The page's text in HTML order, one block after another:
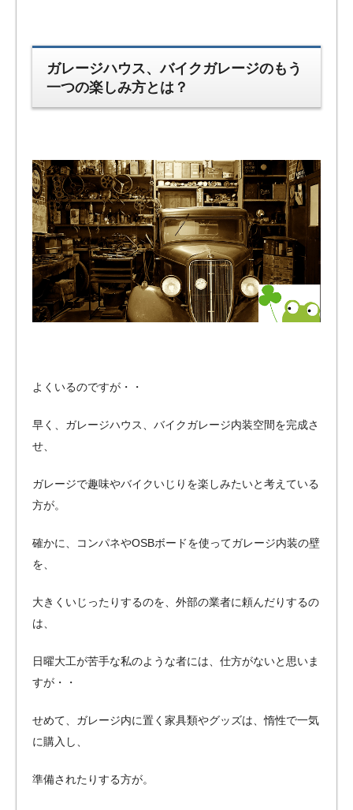
ガレージハウス、バイクガレージのもう
一つの楽しみ方とは？
よくいるのですが・・
早く、ガレージハウス、バイクガレージ内装空間を完成さ
せ、
ガレージで趣味やバイクいじりを楽しみたいと考えている
方が。
確かに、コンパネやOSBボードを使ってガレージ内装の壁
を、
大きくいじったりするのを、外部の業者に頼んだりするの
は、
日曜大工が苦手な私のような者には、仕方がないと思いま
すが・・
せめて、ガレージ内に置く家具類やグッズは、惰性で一気
に購入し、
準備されたりする方が。